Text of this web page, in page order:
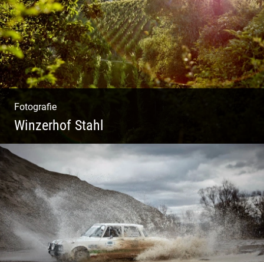
Fotografie
Winzerhof Stahl
Ganz neu durfte es werden. Alles. Fotos.
Web. Shop.